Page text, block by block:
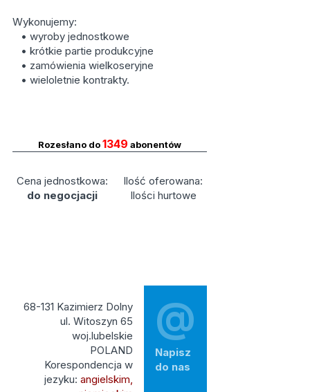
Wykonujemy:
• wyroby jednostkowe
• krótkie partie produkcyjne
• zamówienia wielkoseryjne
• wieloletnie kontrakty.
Rozesłano do1349 abonentów
Cena jednostkowa:
do negocjacji
Ilość oferowana:
Ilości hurtowe
68-131 Kazimierz Dolny
ul. Witoszyn 65
woj.lubelskie
POLAND
Korespondencja w
jezyku: angielskim,
@
Napisz
do nas